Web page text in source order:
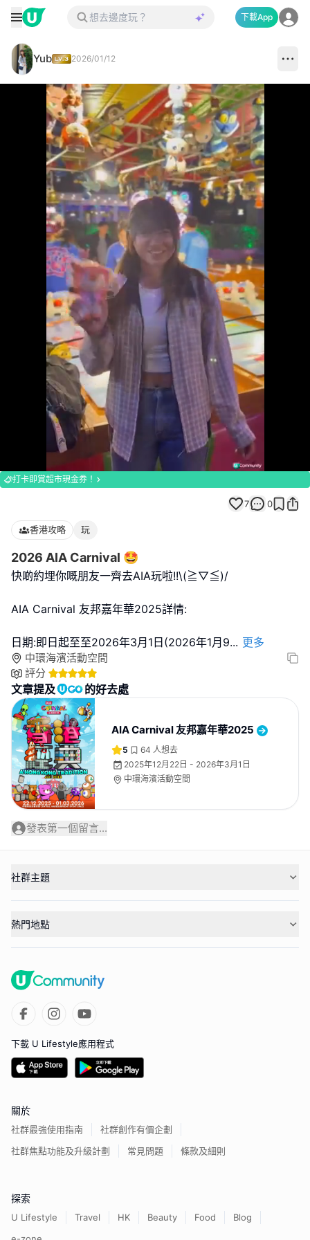
下載App
Yub 2026/01/12
Loaded
100.00%
打卡即賞超市現金券！
7 0
香港攻略 玩
2026 AIA Carnival 🤩
快啲約埋你嘅朋友一齊去AIA玩啦!!\(≧▽≦)/
AIA Carnival 友邦嘉年華2025詳情:
日期:即日起至至2026年3月1日(2026年1月9... 更多
中環海濱活動空間
評分
文章提及 的好去處
AIA Carnival 友邦嘉年華2025
5 64 人想去
2025年12月22日 - 2026年3月1日
中環海濱活動空間
發表第一個留言...
社群主題
熱門地點
下載 U Lifestyle應用程式
關於
社群最強使用指南
社群創作有價企劃
社群焦點功能及升級計劃
常見問題 條款及細則
探索
U Lifestyle Travel HK Beauty Food
Blog